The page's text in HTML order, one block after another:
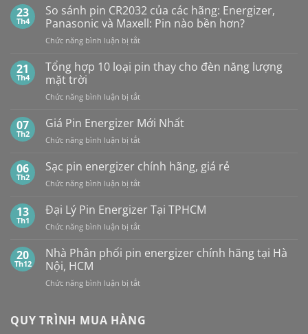
Vỉ
10
Viên
PHÂN
PHỐI,
ĐẠI
LÝ
SỈ
TẠI
NỘI
TÍN,
CHIẾT
CAO,
HÀNG
CHÍNH
23
Th4
So sánh pin CR2032 của các hãng: Energizer,
Panasonic và Maxell: Pin nào bền hơn?
Chức năng bình luận bị tắtở
sánh
của
hãng:
Panasonic
Maxell:
hơn?
21
Th4
Tổng hợp 10 loại pin thay cho đèn năng lượng
mặt trời
Chức năng bình luận bị tắtở
hợp
loại
thay
đèn
lượng
mặt
07
Th2
Giá Pin Energizer Mới Nhất
Chức năng bình luận bị tắtở
Pin
Mới
06
Th2
Sạc pin energizer chính hãng, giá rẻ
Chức năng bình luận bị tắtở
pin
energizer
chính
giá
13
Th1
Đại Lý Pin Energizer Tại TPHCM
Chức năng bình luận bị tắtở
Lý
Tại
20
Th12
Nhà Phân phối pin energizer chính hãng tại Hà
Nội, HCM
Chức năng bình luận bị tắtở
phối
QUY TRÌNH MUA HÀNG